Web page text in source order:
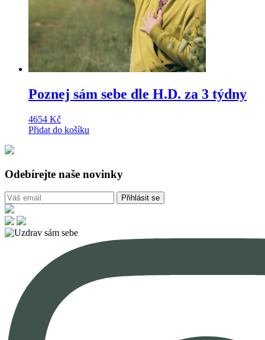
Poznej sám sebe dle H.D. za 3 týdny
4654 Kč
Přidat do košíku
Odebírejte naše novinky
Přihlásit se